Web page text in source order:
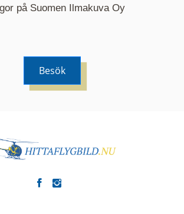
de fastigheter som finns just här.
på Suomen Ilmakuva Oy
Besök